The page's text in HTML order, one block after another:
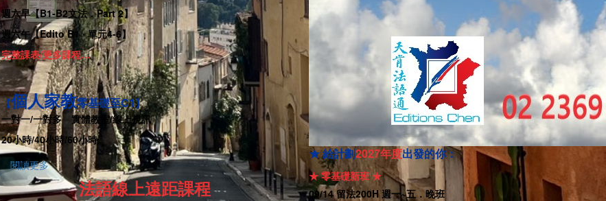
週六早【B1-B2文法．Part 2】
週六午【Edito B1 ‧ 單元4-6】
完整課表/更多課程…
【個人家教零基礎至C1】
一對一/一對多． 實體教室/線上視訊
20小時/40小時/60小時
閱讀更多
★ 給計劃2027年度出發的你：
★零基礎新班 ★
09/14留法200H週一~五．晚班
法語線上遠距課程